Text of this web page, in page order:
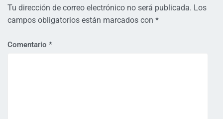
Tu dirección de correo electrónico no será publicada. Los
campos obligatorios están marcados con *
Comentario *